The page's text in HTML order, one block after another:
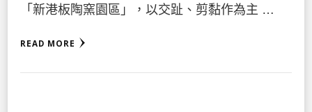
「新港板陶窯園區」，以交趾、剪黏作為主 …
READ MORE